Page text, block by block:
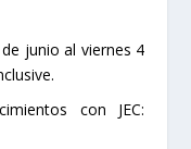
junio al viernes 4
con JEC: